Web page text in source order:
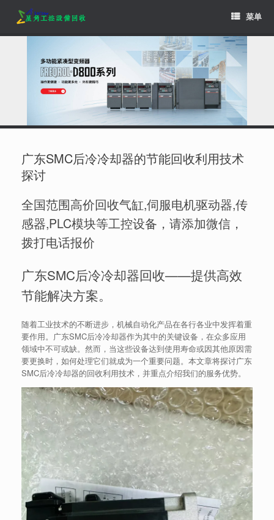
content
菜单
广东SMC后冷冷却器的节能回收利用技术
探讨
全国范围高价回收气缸,伺服电机驱动器,传
感器,PLC模块等工控设备，请添加微信，
拨打电话报价
广东SMC后冷冷却器回收——提供高效
节能解决方案。
随着工业技术的不断进步，机械自动化产品在各行各业中发挥着重
要作用。广东SMC后冷冷却器作为其中的关键设备，在众多应用
领域中不可或缺。然而，当这些设备达到使用寿命或因其他原因需
要更换时，如何处理它们就成为一个重要问题。本文章将探讨广东
SMC后冷冷却器的回收利用技术，并重点介绍我们的服务优势。